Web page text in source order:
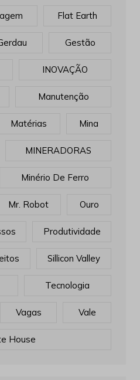
Flat Earth
Gestão
INOVAÇÃO
Manutenção
Matérias Mina
MINERADORAS
Minério De Ferro
Mr. Robot Ouro
Produtividade
Sillicon Valley
Tecnologia
Vagas Vale
House